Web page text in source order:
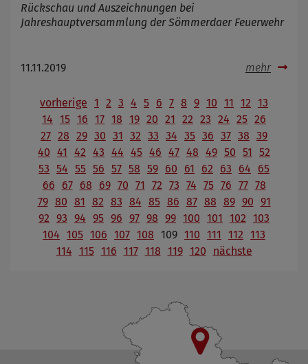
Rückschau und Auszeichnungen bei
Jahreshauptversammlung der Sömmerdaer Feuerwehr
11.11.2019 mehr
vorherige 1 2 3 4 5 6 7 8 9 10 11 12 13
14 15 16 17 18 19 20 21 22 23 24 25 26
27 28 29 30 31 32 33 34 35 36 37 38 39
40 41 42 43 44 45 46 47 48 49 50 51
52
53 54 55 56 57 58 59 60 61 62 63 64
65
66
67 68 69 70 71 72 73 74 75 76 77 78
79 80 81 82 83 84 85 86 87 88 89 90 91
92 93 94 95 96 97 98 99 100 101 102 103
104 105 106 107 108 109 110 111 112 113
114 115 116 117 118 119 120 nächste